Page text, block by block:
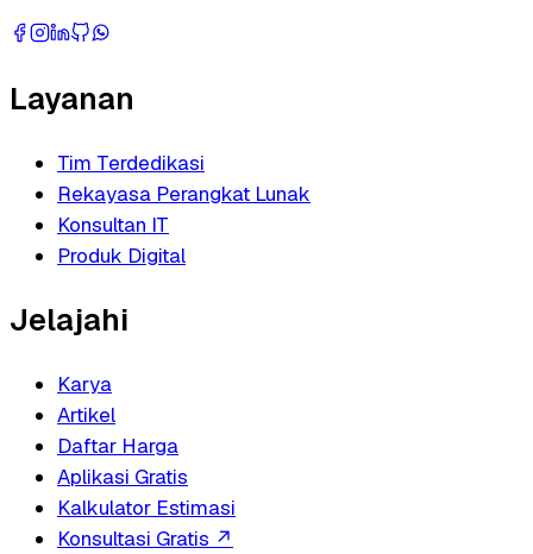
Layanan
Tim Terdedikasi
Rekayasa Perangkat Lunak
Konsultan IT
Produk Digital
Jelajahi
Karya
Artikel
Daftar Harga
Aplikasi Gratis
Kalkulator Estimasi
Konsultasi Gratis ↗